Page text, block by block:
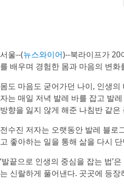
서울--(뉴스와이어)--북라이프가 20
를 배우며 경험한 몸과 마음의 변화
몸도 마음도 굳어가던 나이, 인생
자는 매일 저녁 발레 바를 잡고 발
방향을 잃지 않게 해준 나침반 같은
전수진 저자는 오랫동안 발레 블로
고 좋아하는 일을 통해 삶을 다시
‘발끝으로 인생의 중심을 잡는 법’
는 신랄하게 풀어낸다. 곳곳에 등